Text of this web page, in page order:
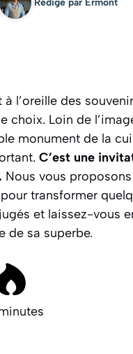
Rédigé par Ermont
l’oreille des
choix. Loin de
monument de la
C’est une
Nous vous
transformer
et laissez-vous
de sa superbe.